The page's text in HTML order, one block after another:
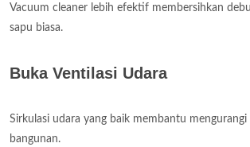
Vacuum cleaner lebih efektif membersihkan
sapu biasa.
Buka Ventilasi Udara
Sirkulasi udara yang baik membantu
bangunan.